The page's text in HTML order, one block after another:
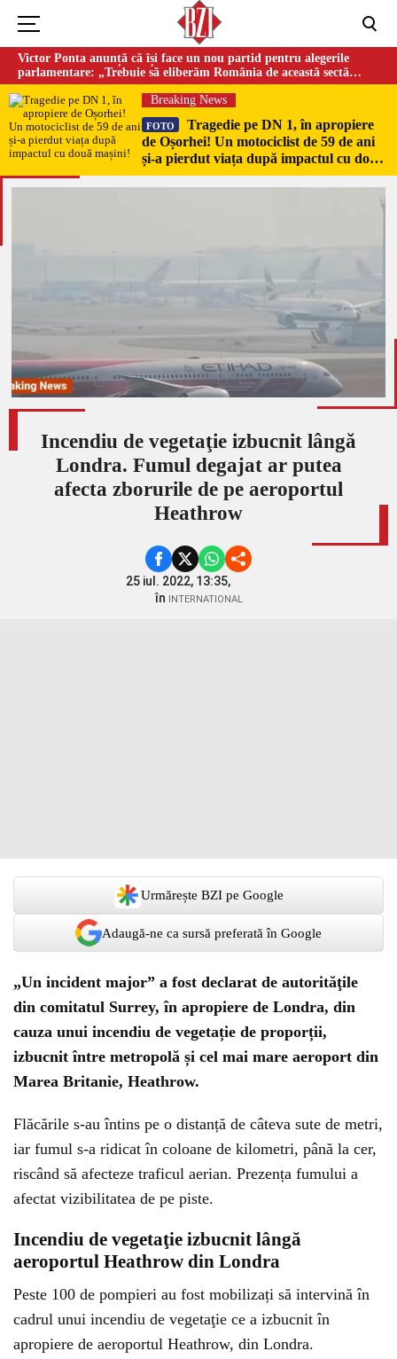
Victor Ponta anunță că își face un nou partid pentru alegerile
parlamentare: „Trebuie să eliberăm România de această sectă
globalistă”
Breaking News
FOTO
Tragedie pe DN 1, în apropiere
de Oșorhei! Un motociclist de 59 de ani
și-a pierdut viața după impactul cu două
mașini!
Incendiu de vegetaţie izbucnit lângă
Londra. Fumul degajat ar putea
afecta zborurile de pe aeroportul
Heathrow
25 iul. 2022, 13:35,
în
INTERNATIONAL
Urmărește BZI pe Google
Adaugă-ne ca sursă preferată în Google
„Un incident major” a fost declarat de autorităţile
din comitatul Surrey, în apropiere de Londra, din
cauza unui incendiu de vegetație de proporții,
izbucnit între metropolă și cel mai mare aeroport din
Marea Britanie, Heathrow.
Flăcările s-au întins pe o distanță de câteva sute de metri,
iar fumul s-a ridicat în coloane de kilometri, până la cer,
riscând să afecteze traficul aerian. Prezența fumului a
afectat vizibilitatea de pe piste.
Incendiu de vegetaţie izbucnit lângă
aeroportul Heathrow din Londra
Peste 100 de pompieri au fost mobilizați să intervină în
cadrul unui incendiu de vegetaţie ce a izbucnit în
apropiere de aeroportul Heathrow, din Londra.